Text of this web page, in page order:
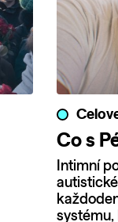
Co s
Intimní
systému,